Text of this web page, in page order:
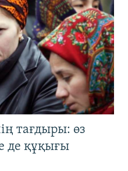
тағдыры: өз
де құқығы